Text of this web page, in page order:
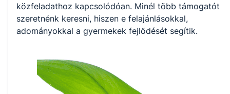
közfeladathoz kapcsolódóan. Minél több támogatót
szeretnénk keresni, hiszen e felajánlásokkal,
adományokkal a gyermekek fejlődését segítik.